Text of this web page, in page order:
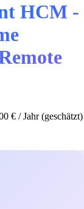
HCM -
€ / Jahr (geschätzt)